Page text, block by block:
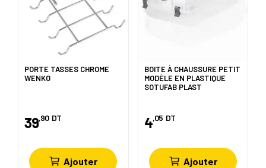
PORTE TASSES CHROME
WENKO
39,90 DT
Ajouter
BOITE À CHAUSSURE PETIT
MODÈLE EN PLASTIQUE
SOTUFAB PLAST
4,05 DT
Ajouter